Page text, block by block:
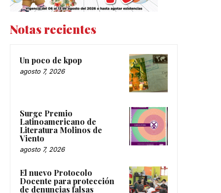
Notas recientes
Un poco de kpop
agosto 7, 2026
Surge Premio
Latinoamericano de
Literatura Molinos de
Viento
agosto 7, 2026
El nuevo Protocolo
Docente para protección
de denuncias falsas